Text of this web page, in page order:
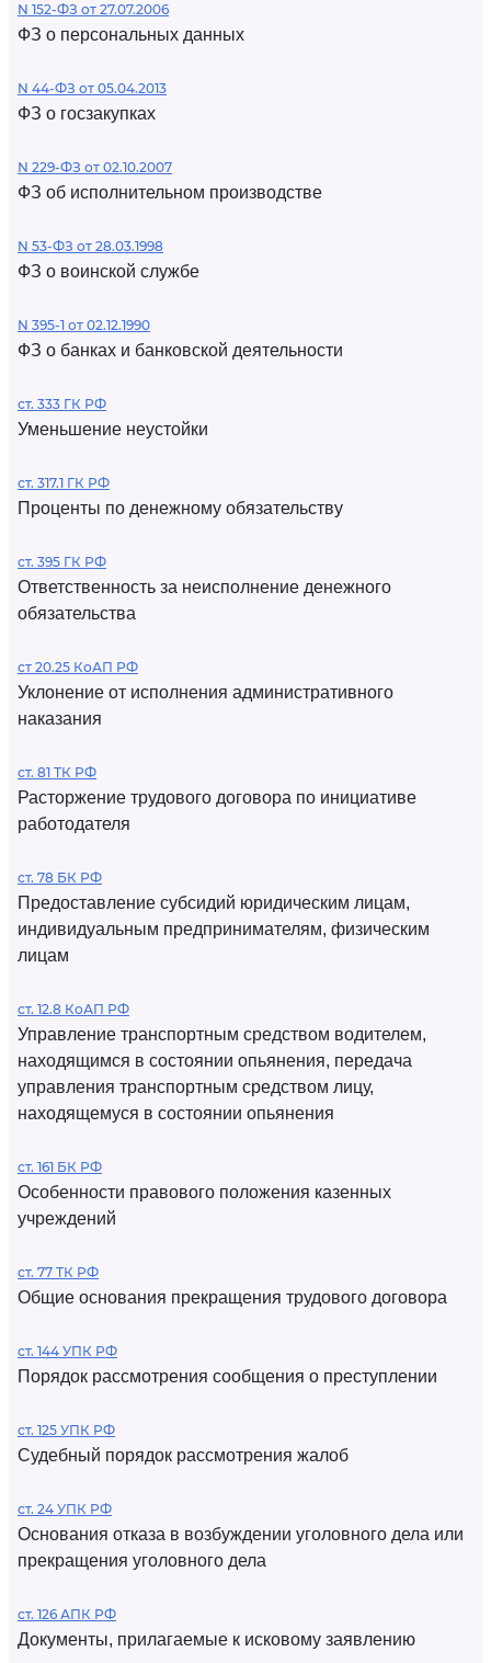
N 152-ФЗ от 27.07.2006
ФЗ о персональных данных
N 44-ФЗ от 05.04.2013
ФЗ о госзакупках
N 229-ФЗ от 02.10.2007
ФЗ об исполнительном производстве
N 53-ФЗ от 28.03.1998
ФЗ о воинской службе
N 395-1 от 02.12.1990
ФЗ о банках и банковской деятельности
ст. 333 ГК РФ
Уменьшение неустойки
ст. 317.1 ГК РФ
Проценты по денежному обязательству
ст. 395 ГК РФ
Ответственность за неисполнение денежного
обязательства
ст 20.25 КоАП РФ
Уклонение от исполнения административного
наказания
ст. 81 ТК РФ
Расторжение трудового договора по инициативе
работодателя
ст. 78 БК РФ
Предоставление субсидий юридическим лицам,
индивидуальным предпринимателям, физическим
лицам
ст. 12.8 КоАП РФ
Управление транспортным средством водителем,
находящимся в состоянии опьянения, передача
управления транспортным средством лицу,
находящемуся в состоянии опьянения
ст. 161 БК РФ
Особенности правового положения казенных
учреждений
ст. 77 ТК РФ
Общие основания прекращения трудового договора
ст. 144 УПК РФ
Порядок рассмотрения сообщения о преступлении
ст. 125 УПК РФ
Судебный порядок рассмотрения жалоб
ст. 24 УПК РФ
Основания отказа в возбуждении уголовного дела или
прекращения уголовного дела
ст. 126 АПК РФ
Документы, прилагаемые к исковому заявлению